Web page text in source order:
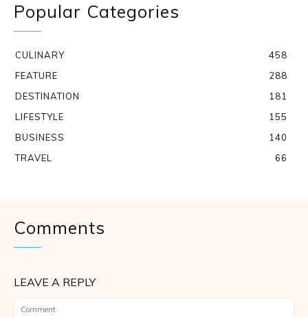
Popular Categories
CULINARY
458
FEATURE
288
DESTINATION
181
LIFESTYLE
155
BUSINESS
140
TRAVEL
66
Comments
LEAVE A REPLY